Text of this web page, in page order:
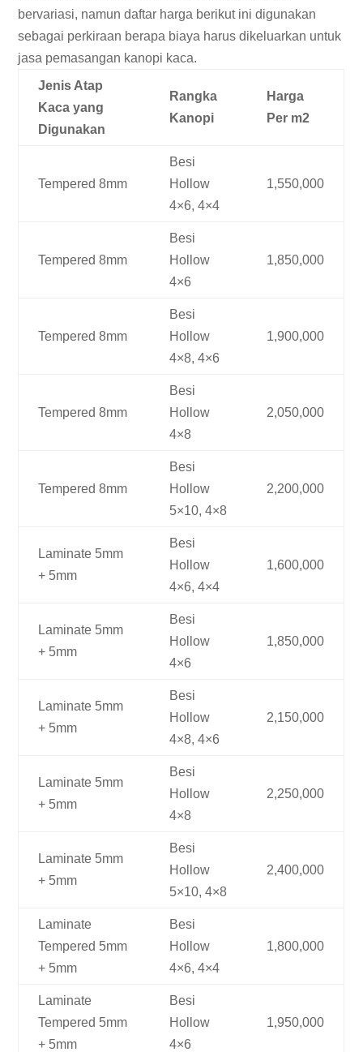
bervariasi, namun daftar harga berikut ini digunakan
sebagai perkiraan berapa biaya harus dikeluarkan untuk
jasa pemasangan kanopi kaca.
Jenis Atap
Kaca yang
Digunakan
Rangka
Kanopi
Harga
Per m2
Tempered 8mm
Besi
Hollow
4×6, 4×4
1,550,000
Tempered 8mm
Besi
Hollow
4×6
1,850,000
Tempered 8mm
Besi
Hollow
4×8, 4×6
1,900,000
Tempered 8mm
Besi
Hollow
4×8
2,050,000
Tempered 8mm
Besi
Hollow
5×10, 4×8
2,200,000
Laminate 5mm
+ 5mm
Besi
Hollow
4×6, 4×4
1,600,000
Laminate 5mm
+ 5mm
Besi
Hollow
4×6
1,850,000
Laminate 5mm
+ 5mm
Besi
Hollow
4×8, 4×6
2,150,000
Laminate 5mm
+ 5mm
Besi
Hollow
4×8
2,250,000
Laminate 5mm
+ 5mm
Besi
Hollow
5×10, 4×8
2,400,000
Laminate
Tempered 5mm
+ 5mm
Besi
Hollow
4×6, 4×4
1,800,000
Laminate
Tempered 5mm
+ 5mm
Besi
Hollow
4×6
1,950,000